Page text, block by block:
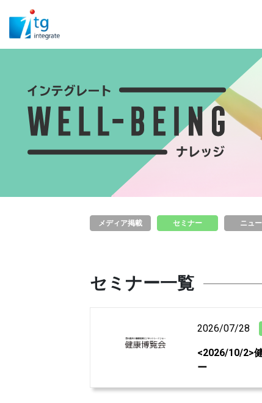
メディア掲載 セミナー ニュ
セミナー一覧
2026/07/28
<2026/10/2>
ー